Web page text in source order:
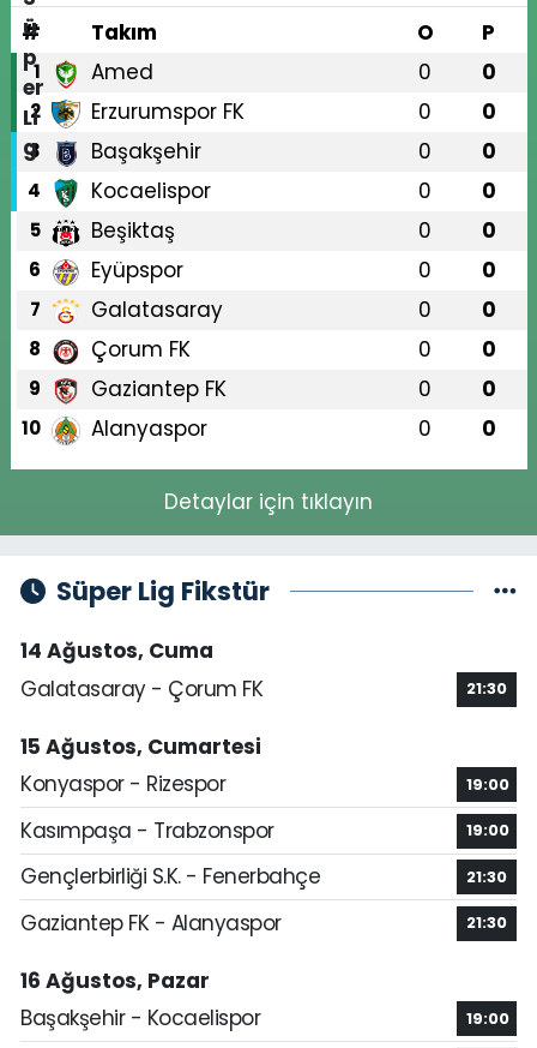
# Takım O P
1 Amed 0 0
2 Erzurumspor FK 0 0
3 Başakşehir 0 0
4 Kocaelispor 0 0
5 Beşiktaş 0 0
6 Eyüpspor 0 0
7 Galatasaray 0 0
8 Çorum FK 0 0
9 Gaziantep FK 0 0
10 Alanyaspor 0 0
Detaylar için tıklayın
Süper Lig Fikstür
14 Ağustos, Cuma
Galatasaray - Çorum FK
21:30
15 Ağustos, Cumartesi
Konyaspor - Rizespor
19:00
Kasımpaşa - Trabzonspor 19:00
Gençlerbirliği S.K. - Fenerbahçe 21:30
Gaziantep FK - Alanyaspor 21:30
16 Ağustos, Pazar
Başakşehir - Kocaelispor
19:00